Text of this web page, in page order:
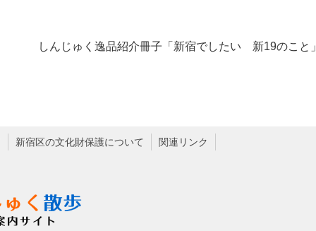
しんじゅく逸品紹介冊子「新宿でしたい 新19のこと
新宿区の文化財保護について 関連リンク